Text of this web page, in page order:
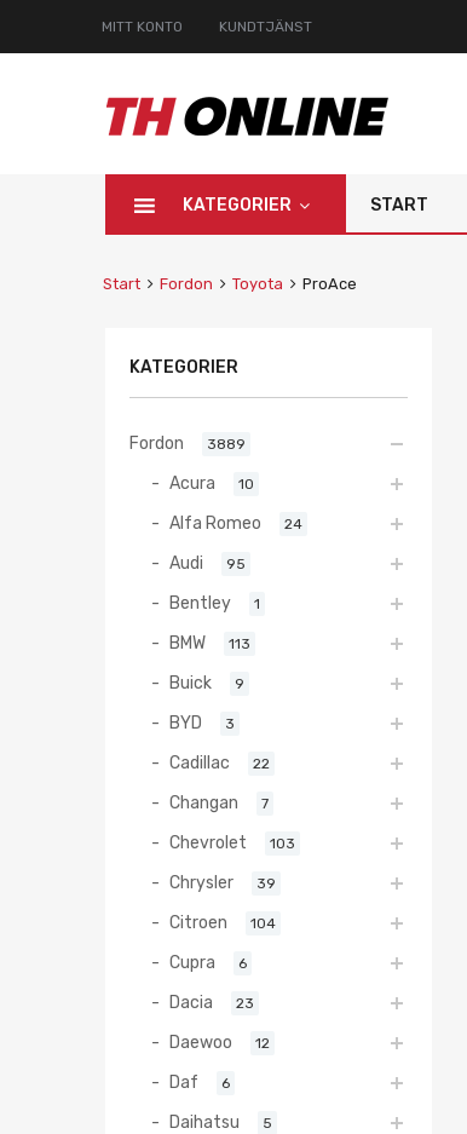
MITT KONTO KUNDTJÄNST
KATEGORIER START
Start Fordon Toyota ProAce
KATEGORIER
Fordon 3889
Acura 10
Alfa Romeo 24
Audi 95
Bentley 1
BMW 113
Buick 9
BYD 3
Cadillac 22
Changan 7
Chevrolet 103
Chrysler 39
Citroen 104
Cupra 6
Dacia 23
Daewoo 12
Daf 6
Daihatsu 5